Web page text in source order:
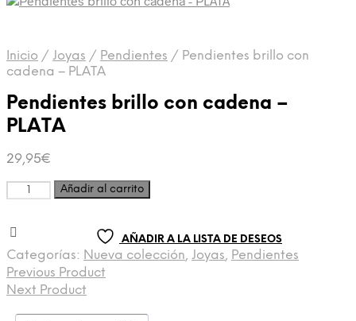
Inicio / Joyas / Pendientes / Pendientes brillo con
cadena – PLATA
Pendientes brillo con cadena –
PLATA
29,95€
Añadir al carrito
AÑADIR A LA LISTA DE DESEOS
Categorías: Nueva colección, Joyas, Pendientes
Previous Product
Next Product